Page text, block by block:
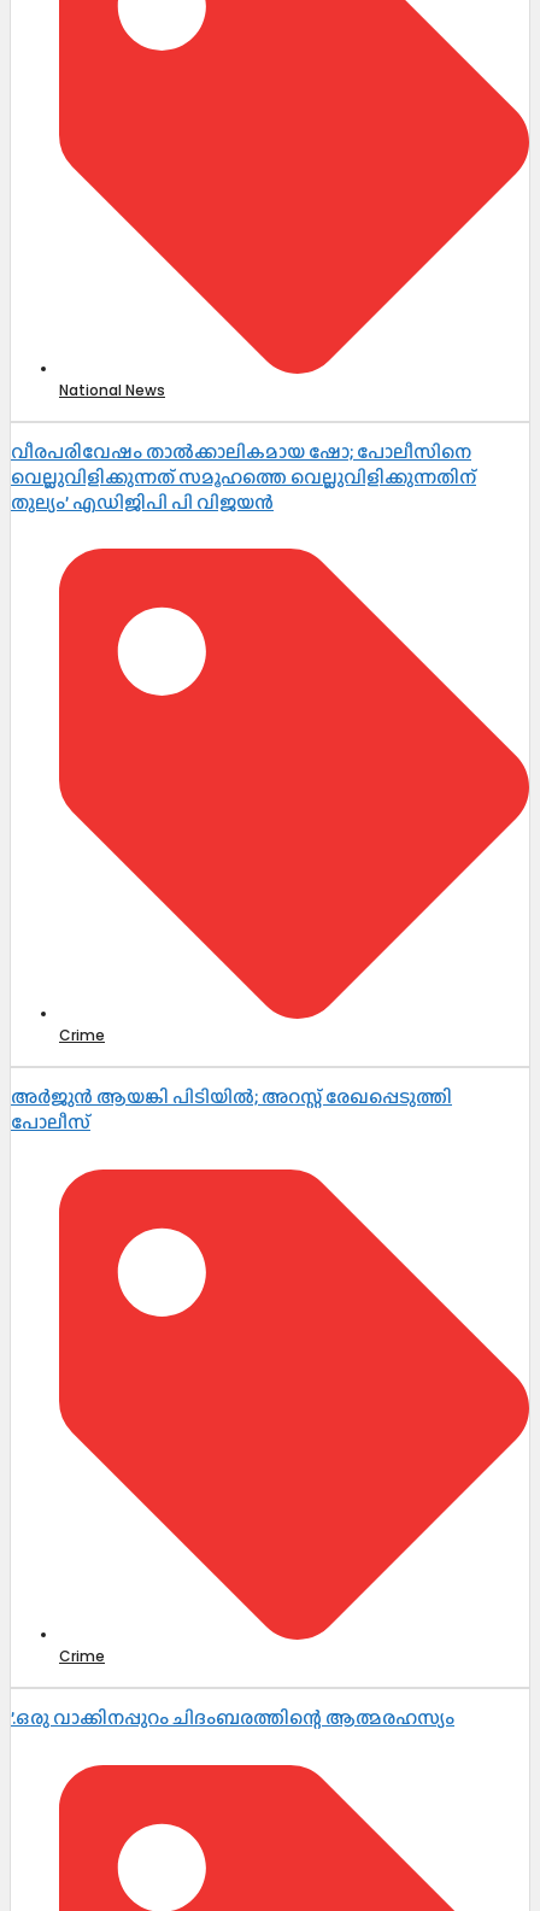
National News
വീരപരിവേഷം താൽക്കാലികമായ ഷോ; പോലീസിനെ
വെല്ലുവിളിക്കുന്നത് സമൂഹത്തെ വെല്ലുവിളിക്കുന്നതിന്
തുല്യം’ എഡിജിപി പി വിജയൻ
Crime
അർജുൻ ആയങ്കി പിടിയിൽ; അറസ്റ്റ് രേഖപ്പെടുത്തി
പോലീസ്
Crime
’.ഒരു വാക്കിനപ്പുറം ചിദംബരത്തിന്റെ ആത്മരഹസ്യം